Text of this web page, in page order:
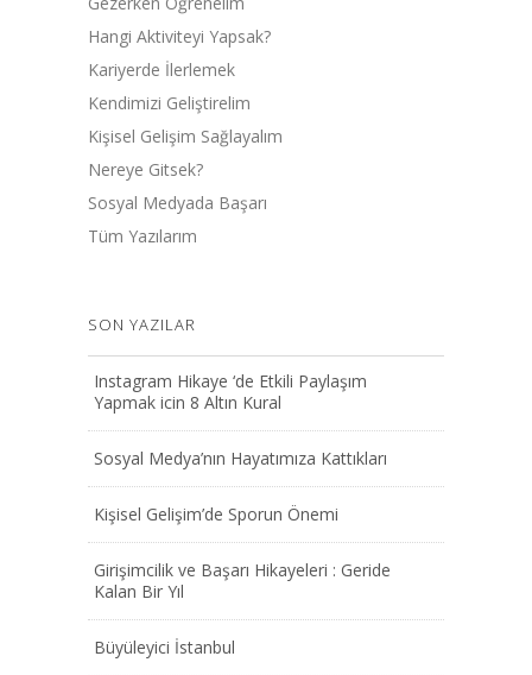
Hangi Aktiviteyi Yapsak?
Kariyerde İlerlemek
Kendimizi Geliştirelim
Kişisel Gelişim Sağlayalım
Nereye Gitsek?
Sosyal Medyada Başarı
Tüm Yazılarım
SON YAZILAR
Instagram Hikaye ‘de Etkili Paylaşım
Yapmak icin 8 Altın Kural
Sosyal Medya’nın Hayatımıza Kattıkları
Kişisel Gelişim’de Sporun Önemi
Girişimcilik ve Başarı Hikayeleri : Geride
Kalan Bir Yıl
Büyüleyici İstanbul